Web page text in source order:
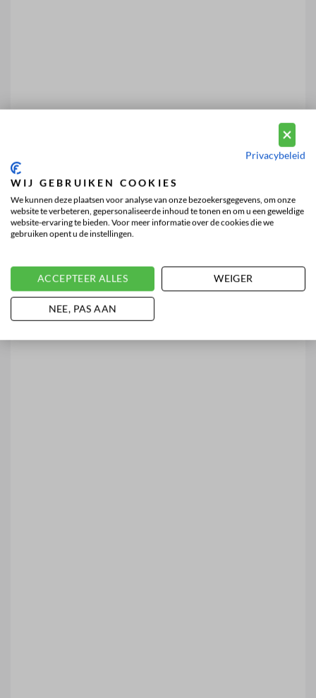
Privacybeleid
WIJ GEBRUIKEN COOKIES
We kunnen deze plaatsen voor analyse van onze bezoekersgegevens, om onze
website te verbeteren, gepersonaliseerde inhoud te tonen en om u een geweldige
website-ervaring te bieden. Voor meer informatie over de cookies die we
gebruiken opent u de instellingen.
ACCEPTEER ALLES WEIGER
NEE, PAS AAN